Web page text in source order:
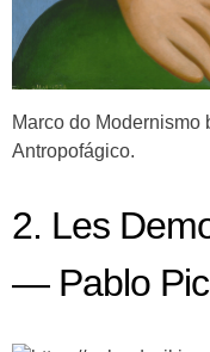
Marco do Modernismo
Antropofágico.
2. Les
— Pablo